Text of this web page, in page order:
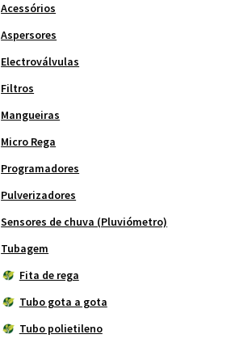
Acessórios
Aspersores
Electroválvulas
Filtros
Mangueiras
Micro Rega
Programadores
Pulverizadores
Sensores de chuva (Pluviómetro)
Tubagem
Fita de rega
Tubo gota a gota
Tubo polietileno